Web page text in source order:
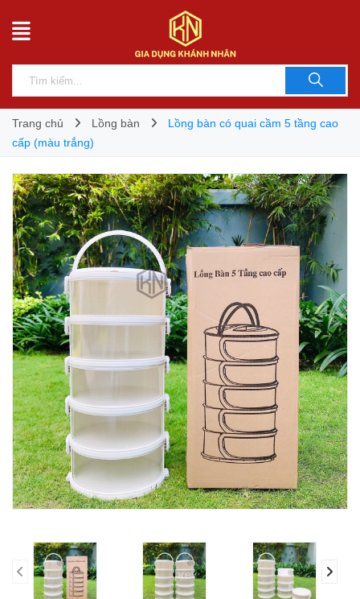
Trang chủ Lồng bàn
Lồng bàn có quai cầm 5 tầng cao
cấp (màu trắng)
prev